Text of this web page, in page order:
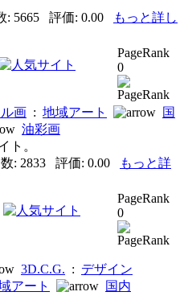
: 5665 評価: 0.00
もっと詳し
PageRank
0
画 : 地域アート
国
油彩画
ト。
: 2833 評価: 0.00
もっと詳
PageRank
0
3D.C.G. : デザイン
アート
国内